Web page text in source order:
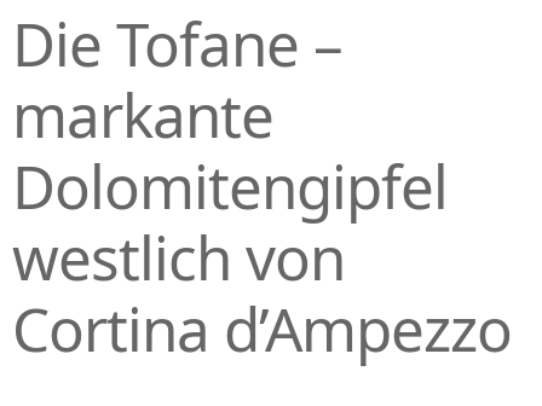
Die Tofane –
markante
Dolomitengipfel
westlich von
Cortina d’Ampezzo